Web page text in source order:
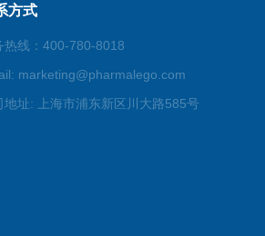
方式
热线：400-780-8018
marketing@pharmalego.com
地址: 上海市浦东新区川大路585号